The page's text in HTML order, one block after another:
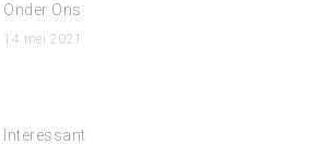
Onder Ons
14 mei 2021
Interessant